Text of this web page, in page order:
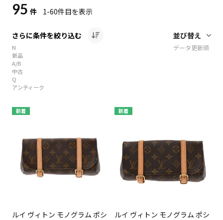
95 件 1-60件目を表示
さらに条件を絞り込む
N
新品
A/B
中古
Q
アンティーク
データ更新順
新着
ルイ ヴィトン モノグラム ポシ
新着
ルイ ヴィトン モノグラム ポシ